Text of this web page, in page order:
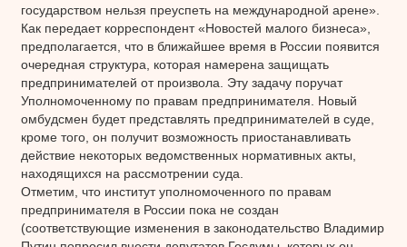
государством нельзя преуспеть на международной арене».
Как передает корреспондент «Новостей малого бизнеса»,
предполагается, что в ближайшее время в России появится
очередная структура, которая намерена защищать
предпринимателей от произвола. Эту задачу поручат
Уполномоченному по правам предпринимателя. Новый
омбудсмен будет представлять предпринимателей в суде,
кроме того, он получит возможность приостанавливать
действие некоторых ведомственных нормативных акты,
находящихся на рассмотрении суда.
Отметим, что институт уполномоченного по правам
предпринимателя в России пока не создан
(соответствующие изменения в законодательство Владимир